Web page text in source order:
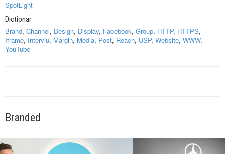
SpotLight
Dictionar
Brand, Channel, Design, Display, Facebook, Group, HTTP, HTTPS,
Iframe, Interviu, Margin, Media, Post, Reach, USP, Website, WWW,
YouTube
Branded